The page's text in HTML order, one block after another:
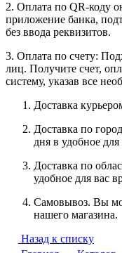
2. Оплата по QR-коду
приложение банка,
без ввода реквизитов.
3. Оплата по счету:
лиц. Получите счет,
систему, указав все
Доставка
Доставка по
дня в удобное для
Доставка по
удобное для вас
Самовывоз. Вы
нашего магазина.
Назад к списку